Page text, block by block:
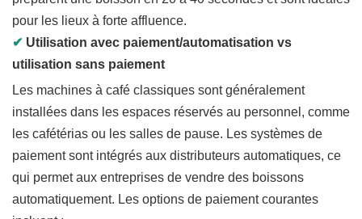
pour les lieux à forte affluence.
✔ Utilisation avec paiement/automatisation vs
utilisation sans paiement
Les machines à café classiques sont généralement
installées dans les espaces réservés au personnel, comme
les cafétérias ou les salles de pause. Les systèmes de
paiement sont intégrés aux distributeurs automatiques, ce
qui permet aux entreprises de vendre des boissons
automatiquement. Les options de paiement courantes